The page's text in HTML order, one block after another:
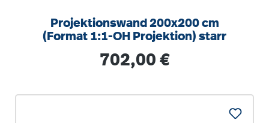
Projektionswand 200x200 cm
(Format 1:1-OH Projektion) starr
Regulärer Preis:
702,00 €